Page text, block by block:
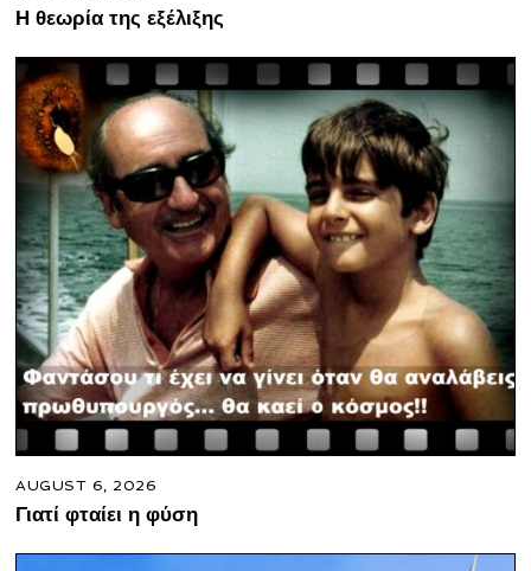
Η θεωρία της εξέλιξης
AUGUST 6, 2026
Γιατί φταίει η φύση